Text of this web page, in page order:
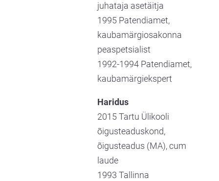
juhataja asetäitja
1995 Patendiamet,
kaubamärgiosakonna
peaspetsialist
1992-1994 Patendiamet,
kaubamärgiekspert
Haridus
2015 Tartu Ülikooli
õigusteaduskond,
õigusteadus (MA), cum
laude
1993 Tallinna